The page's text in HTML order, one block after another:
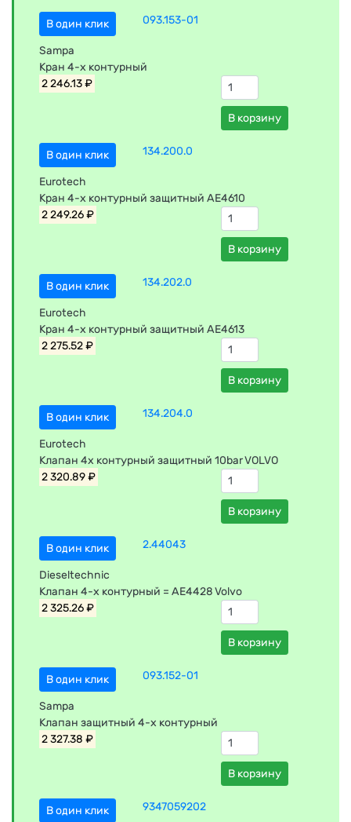
В один клик 093.153-01
Sampa
Кран 4-х контурный
2 246.13 ₽
В корзину
В один клик 134.200.0
Eurotech
Кран 4-х контурный защитный AE4610
2 249.26 ₽
В корзину
В один клик 134.202.0
Eurotech
Кран 4-х контурный защитный AE4613
2 275.52 ₽
В корзину
В один клик 134.204.0
Eurotech
Клапан 4х контурный защитный 10bar VOLVO
2 320.89 ₽
В корзину
В один клик 2.44043
Dieseltechnic
Клапан 4-х контурный = AE4428 Volvo
2 325.26 ₽
В корзину
В один клик 093.152-01
Sampa
Клапан защитный 4-х контурный
2 327.38 ₽
В корзину
В один клик 9347059202